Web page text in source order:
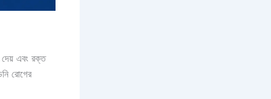
দেয় এবং রক্ত
রোগের